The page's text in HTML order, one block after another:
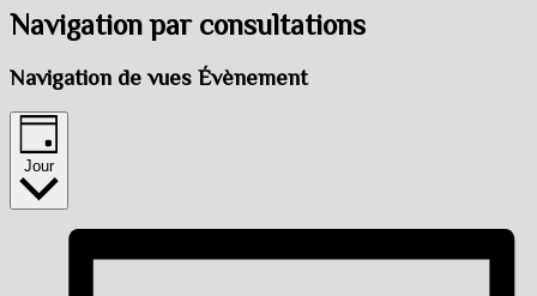
Navigation par consultations
Navigation de vues Évènement
Jour